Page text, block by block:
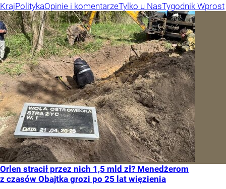
KrajPolitykaOpinie i komentarzeTylko u NasTygodnik Wprost
Orlen stracił przez nich 1,5 mld zł? Menedżerom
z czasów Obajtka grozi po 25 lat więzienia